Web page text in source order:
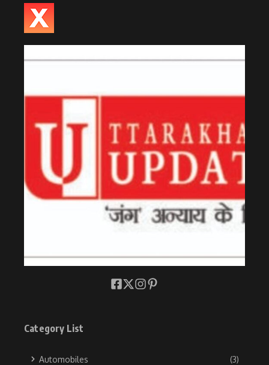
Category List
Automobiles (3)